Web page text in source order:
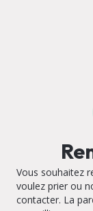
Vous souhaitez
voulez prier ou
contacter. La